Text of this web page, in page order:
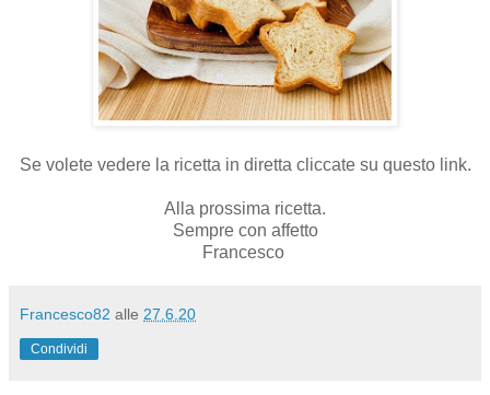
Se volete vedere la ricetta in diretta cliccate su questo link.
Alla prossima ricetta.
Sempre con affetto
Francesco
Francesco82 alle 27.6.20
Condividi